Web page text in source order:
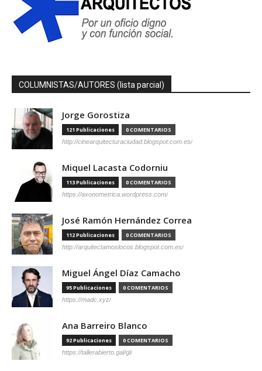
COLUMNISTAS/AUTORES (lista parcial)
Jorge Gorostiza
121 Publicaciones 0 COMENTARIOS
http://cinearquitecturaciudad.blogspot.com.es/
Miquel Lacasta Codorniu
113 Publicaciones 0 COMENTARIOS
https://axonometrica.wordpress.com/
José Ramón Hernández Correa
112 Publicaciones 0 COMENTARIOS
http://arquitectamoslocos.blogspot.com.es/
Miguel Ángel Díaz Camacho
95 Publicaciones 0 COMENTARIOS
https://madc.xyz/
Ana Barreiro Blanco
92 Publicaciones 0 COMENTARIOS
https://tallerabierto.gal/gl/